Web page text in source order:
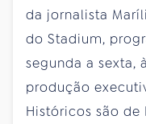
da jornalista
do Stadium,
segunda a sexta,
produção
Históricos são de